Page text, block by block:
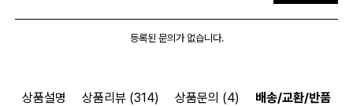
등록된 문의가 없습니다.
상품설명 상품리뷰 (314) 상품문의 (4) 배송/교환/반품